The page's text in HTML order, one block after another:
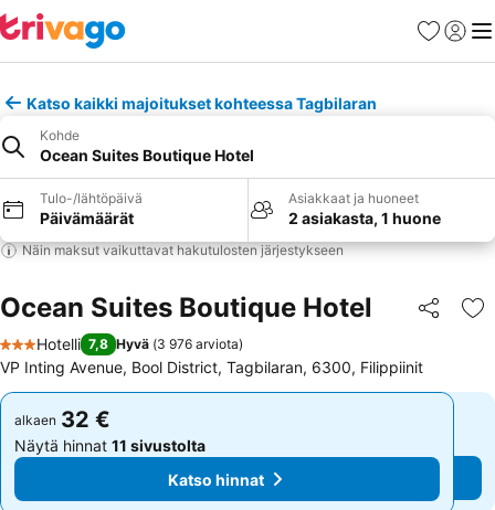
Suosikit
Katso kaikki majoitukset kohteessa Tagbilaran
Kohde
Ocean Suites Boutique Hotel
Tulo-/lähtöpäivä
Päivämäärät
Asiakkaat ja huoneet
2 asiakasta, 1 huone
Näin maksut vaikuttavat hakutulosten järjestykseen
Ocean Suites Boutique Hotel Jaa
3 Tähtiluokitus
Hotelli 7,8 Hyvä (3 976 arviota)
VP Inting Avenue, Bool District, Tagbilaran, 6300, Filippiinit
alkaen 32 €
Näytä hinnat 11 sivustolta
Katso hinnat
alkaen 32 €
Näytä hinnat 11 sivustolta
Katso hinnat